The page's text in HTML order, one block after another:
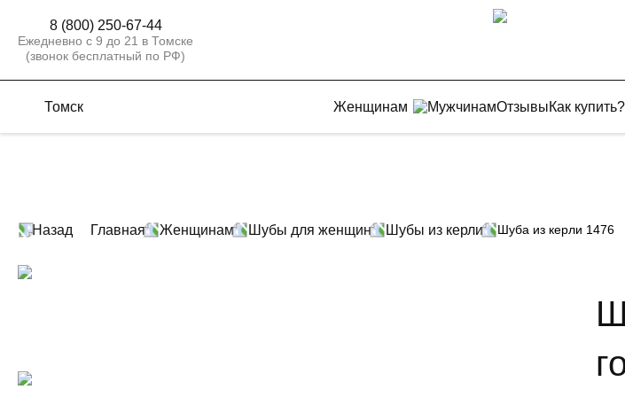
8 (800) 250-67-44
Ежедневно с 9 до 21 в Томске
(звонок бесплатный по РФ)
Томск Женщинам МужчинамОтзывыКак купить?
Назад Главная Женщинам Шубы для женщин Шубы из керли Шуба из керли 1476